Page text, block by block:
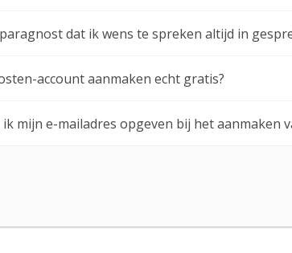
dat ik wens te spreken altijd in
account aanmaken echt gratis?
mijn e-mailadres opgeven bij het aanmaken